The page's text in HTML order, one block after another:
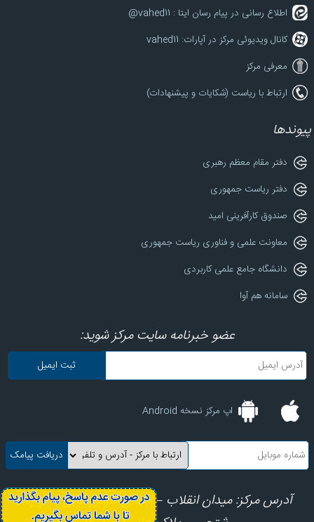
اطلاع رسانی در پیام رسان ایتا : vahed11@
کانال ویدیوئی مرکز در آپارات: vahed11
معرفی مرکز
ارتباط با ریاست (شکایات و پیشنهادات)
پیوندها
دفتر مقام معظم رهبری
دفتر ریاست جمهوری
صندوق کارآفرینی امید
معاونت علمی و فناوری ریاست جمهوری
دانشگاه جامع علمی کاربردی
سامانه هم آوا
عضو خبرنامه سایت مرکز شوید:
اپ مرکز نسخه Android
آدرس مرکز: میدان انقلاب – ابتدای کارگرجنوبی – کوچه